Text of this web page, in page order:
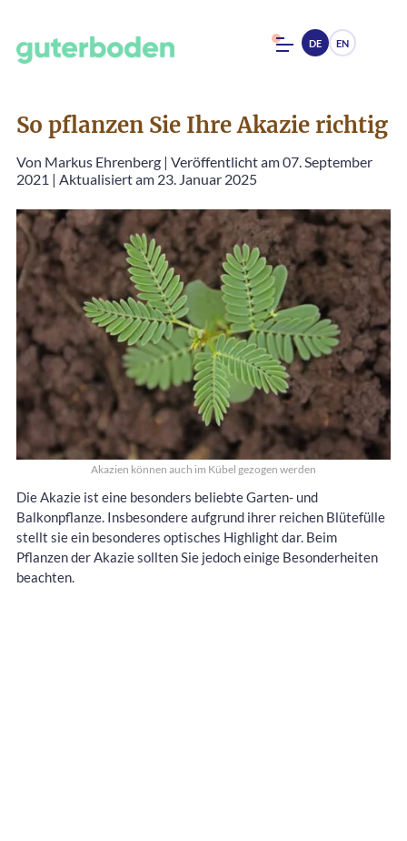
DE EN
So pflanzen Sie Ihre Akazie richtig
Von Markus Ehrenberg | Veröffentlicht am 07. September
2021 | Aktualisiert am 23. Januar 2025
Akazien können auch im Kübel gezogen werden
Die Akazie ist eine besonders beliebte Garten- und
Balkonpflanze. Insbesondere aufgrund ihrer reichen Blütefülle
stellt sie ein besonderes optisches Highlight dar. Beim
Pflanzen der Akazie sollten Sie jedoch einige Besonderheiten
beachten.